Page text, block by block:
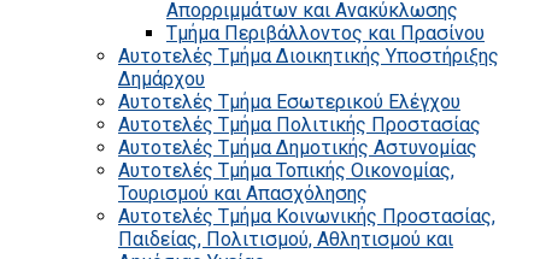
Απορριμμάτων και Ανακύκλωσης
Τμήμα Περιβάλλοντος και Πρασίνου
Αυτοτελές Τμήμα Διοικητικής Υποστήριξης
Δημάρχου
Αυτοτελές Τμήμα Εσωτερικού Ελέγχου
Αυτοτελές Τμήμα Πολιτικής Προστασίας
Αυτοτελές Τμήμα Δημοτικής Αστυνομίας
Αυτοτελές Τμήμα Τοπικής Οικονομίας,
Τουρισμού και Απασχόλησης
Αυτοτελές Τμήμα Κοινωνικής Προστασίας,
Παιδείας, Πολιτισμού, Αθλητισμού και